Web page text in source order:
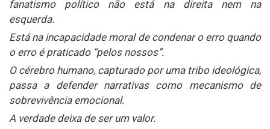
fanatismo político não está na direita nem na
esquerda.
Está na incapacidade moral de condenar o erro quando
o erro é praticado “pelos nossos”.
O cérebro humano, capturado por uma tribo ideológica,
passa a defender narrativas como mecanismo de
sobrevivência emocional.
A verdade deixa de ser um valor.